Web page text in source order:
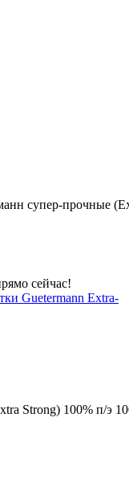
супер-прочные
сейчас!
Guetermann Extra-
Strong) 100% п/э